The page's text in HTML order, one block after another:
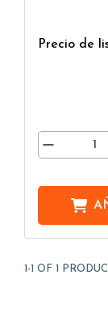
Precio de
1-1 OF 1